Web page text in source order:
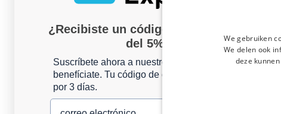
Fecha
4 de
We gebruiken
We delen ook
deze
¿Recibiste un código de descuento
del 5%?
Suscríbete ahora a nuestro boletín y
benefíciate. Tu código de descuento es válido
por 3 días.
correo electrónico